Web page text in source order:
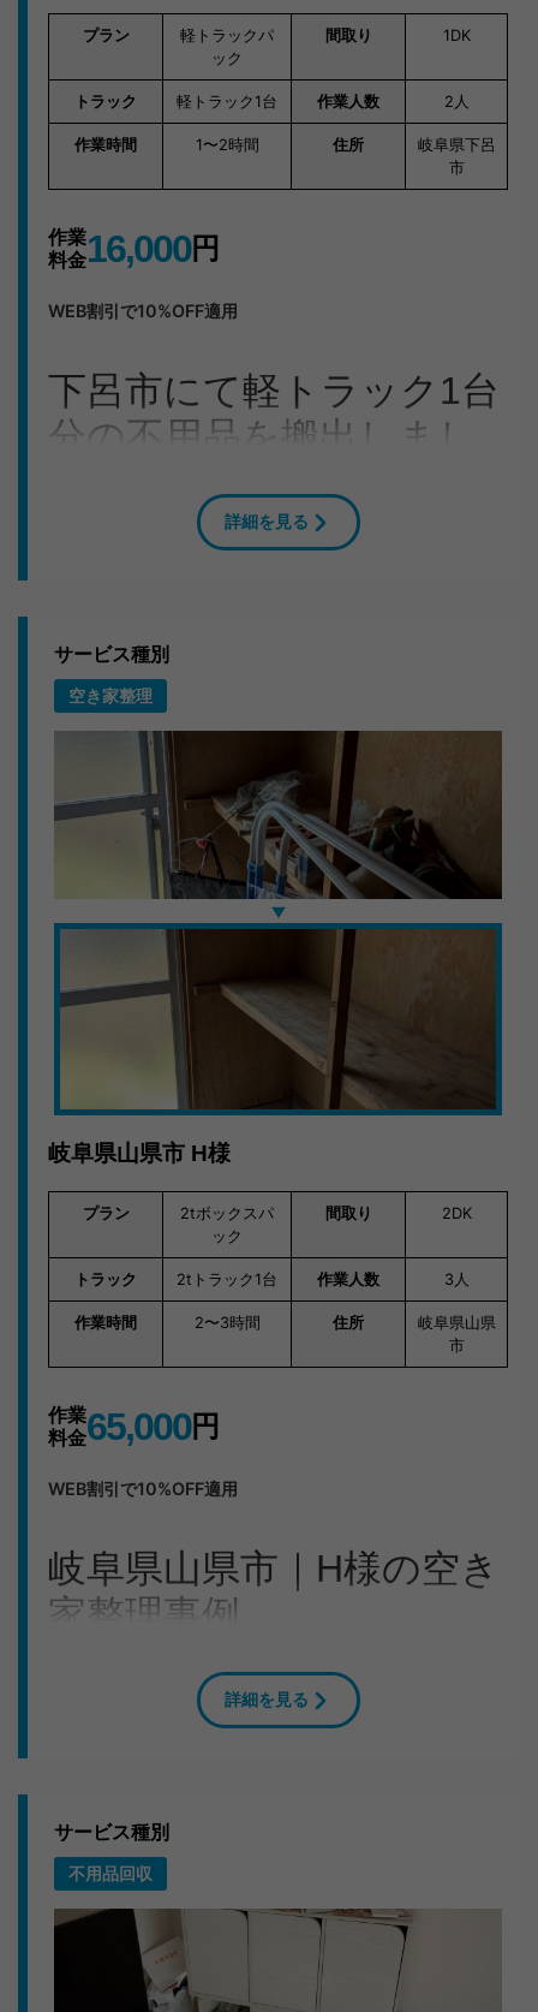
プラン
軽トラックパ
ック
間取り 1DK
トラック 軽トラック1台 作業人数 2人
作業時間 1〜2時間 住所
岐阜県下呂
市
作業
料金16,000円
WEB割引で10%OFF適用
下呂市にて軽トラック1台
分の不用品を搬出しまし
岐阜県下呂市のB様よりご依頼をいただき、衣装ケー
搬出作業のこだわり
共用部分の養生を徹底し、近隣へのご迷惑にならないよ
う配慮。分別も現場で行い、リサイクル可能なものは適
切にルート分けしています。
いただいたお言葉
「仕事が丁寧で感心しました。見積もりと金額が変わら
なかったのも良かったです。」
岐阜で不用品回収ならキラキらっきー岐阜。まずはLINE
またはお電話でご連絡ください。
詳細を見る
サービス種別
空き家整理
岐阜県山県市 H様
プラン
2tボックスパ
ック
間取り 2DK
トラック 2tトラック1台 作業人数 3人
作業時間 2〜3時間 住所
岐阜県山県
市
作業
料金65,000円
WEB割引で10%OFF適用
岐阜県山県市｜H様の空き
家整理事例
市のご自宅へスタッフ3人で駆けつけ、2〜3時間でお部
屋をスッキリさせました。
2DKのアパートに長年置かれていた家具や家電を丁寧に
搬出。壁や床を傷つけないよう養生シートを敷いてから
嬉しいお言葉
「重いものばかりで困っていたので本当に助かりまし
詳細を見る
サービス種別
不用品回収